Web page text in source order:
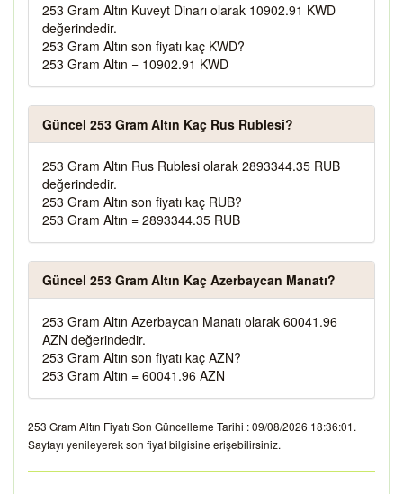
253 Gram Altın Kuveyt Dinarı olarak 10902.91 KWD
değerindedir.
253 Gram Altın son fiyatı kaç KWD?
253 Gram Altın = 10902.91 KWD
Güncel 253 Gram Altın Kaç Rus Rublesi?
253 Gram Altın Rus Rublesi olarak 2893344.35 RUB
değerindedir.
253 Gram Altın son fiyatı kaç RUB?
253 Gram Altın = 2893344.35 RUB
Güncel 253 Gram Altın Kaç Azerbaycan Manatı?
253 Gram Altın Azerbaycan Manatı olarak 60041.96
AZN değerindedir.
253 Gram Altın son fiyatı kaç AZN?
253 Gram Altın = 60041.96 AZN
253 Gram Altın Fiyatı Son Güncelleme Tarihi : 09/08/2026 18:36:01.
Sayfayı yenileyerek son fiyat bilgisine erişebilirsiniz.